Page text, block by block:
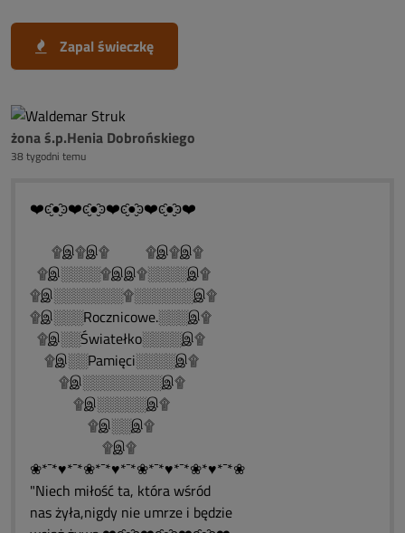
Zapal świeczkę
żona ś.p.Henia Dobrońskiego
38 tygodni temu
❤️ͼ̮̑●̮̑ͽ❤️ͼ̮̑●̮̑ͽ❤️ͼ̮̑●̮̑ͽ❤️ͼ̮̑●̮̑ͽ❤️
۩இ۩இ۩ ۩இ۩இ۩
۩இ░░░░۩இஇ۩░░░░இ۩
۩இ░░░░░░░۩░░░░░░இ۩
۩இ░░░Rocznicowe.░░░இ۩
۩இ░░Światełko░░░░இ۩
۩இ░░Pamięci░░░░இ۩
۩இ░░░░░░░░இ۩
۩இ░░░░░இ۩
۩இ░░இ۩
۩இ۩
❀*¯*♥*¯*❀*¯*♥*¯*❀*¯*♥*¯*❀*♥*¯*❀
"Niech miłość ta, która wśród
nas żyła,nigdy nie umrze i będzie